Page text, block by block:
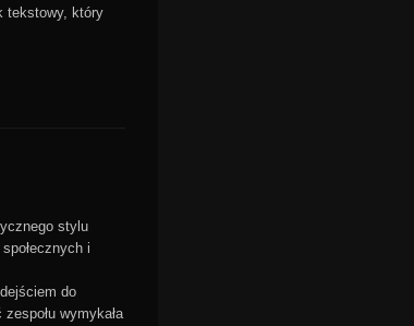
tekstowy, który
stylu
i
do
wymykała